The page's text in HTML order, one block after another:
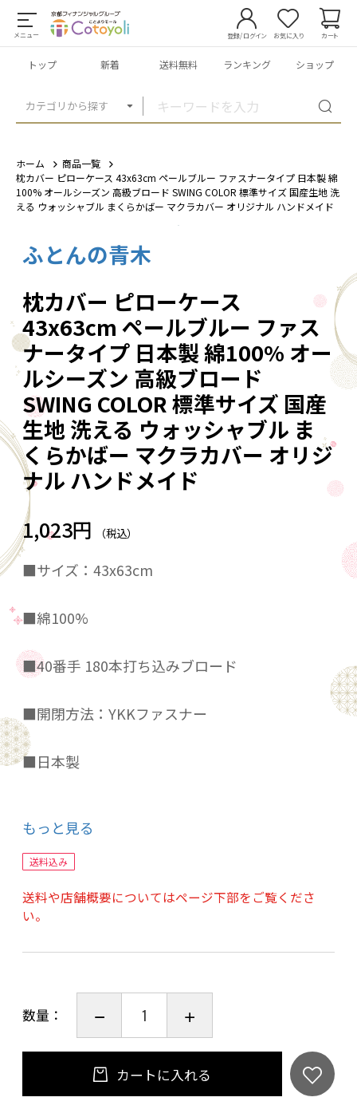
メニュー
カテゴリから探す
登録/ログイン お気に入り カート
トップ 新着 送料無料 ランキング ショップ
ホーム
商品一覧
枕カバー ピローケース 43x63cm ペールブルー ファスナータイプ 日本製 綿
100% オールシーズン 高級ブロード SWING COLOR 標準サイズ 国産生地 洗
える ウォッシャブル まくらかばー マクラカバー オリジナル ハンドメイド
ふとんの青木
枕カバー ピローケース
43x63cm ペールブルー ファス
ナータイプ 日本製 綿100% オー
ルシーズン 高級ブロード
SWING COLOR 標準サイズ 国産
生地 洗える ウォッシャブル ま
くらかばー マクラカバー オリジ
ナル ハンドメイド
1,023円 （税込）
■サイズ：43x63cm
■綿100%
■40番手 180本打ち込みブロード
■開閉方法：YKKファスナー
■日本製
*価格は枕カバー1枚のお値段です。
としなやかさが特徴です。当店スタンダードの
*カバーの開閉方法は一般的な【全開ファスナー
もっと見る
送料込み
送料や店舗概要についてはページ下部をご覧くださ
い。
数量：
カートに入れる